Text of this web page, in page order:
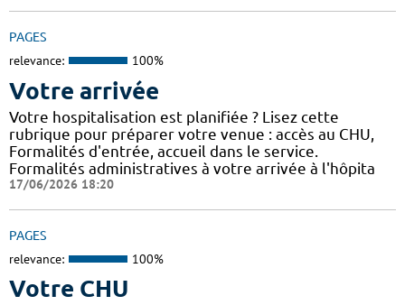
PAGES
relevance: 100%
Votre arrivée
Votre hospitalisation est planifiée ? Lisez cette
rubrique pour préparer votre venue : accès au CHU,
Formalités d'entrée, accueil dans le service.
Formalités administratives à votre arrivée à l'hôpita
17/06/2026 18:20
PAGES
relevance: 100%
Votre CHU